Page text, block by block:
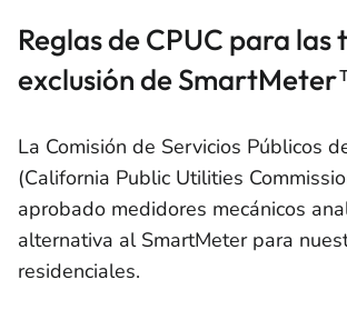
Reglas de CPUC para
exclusión de
La Comisión de Servicios Públicos
(California Public Utilities
aprobado medidores mecánicos
alternativa al SmartMeter para
residenciales.